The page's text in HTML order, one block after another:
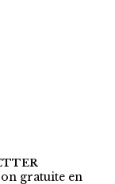
gratuite en